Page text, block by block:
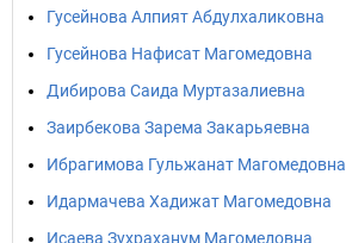
Гусейнова Алпият Абдулхаликовна
Гусейнова Нафисат Магомедовна
Дибирова Саида Муртазалиевна
Заирбекова Зарема Закарьяевна
Ибрагимова Гульжанат Магомедовна
Идармачева Хадижат Магомедовна
Исаева Зухраханум Магомедовна